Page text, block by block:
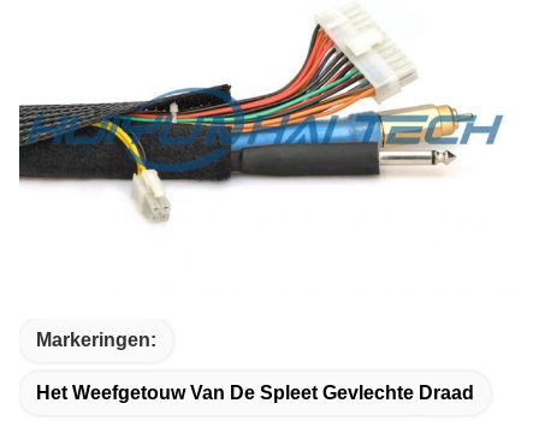
Markeringen:
Het Weefgetouw Van De Spleet Gevlechte Draad